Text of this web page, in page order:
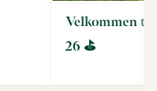
Velkommen til
26 ⛳